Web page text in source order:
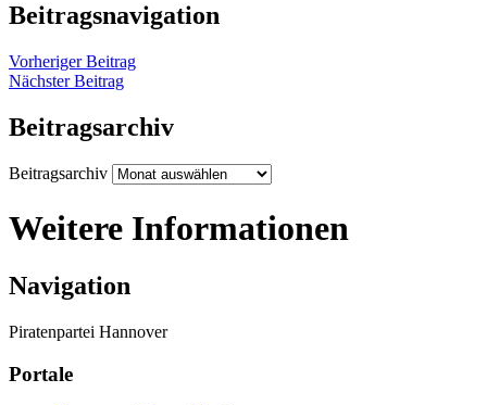
Beitragsnavigation
Vorheriger Beitrag
Nächster Beitrag
Beitragsarchiv
Beitragsarchiv
Weitere Informationen
Navigation
Piratenpartei Hannover
Portale